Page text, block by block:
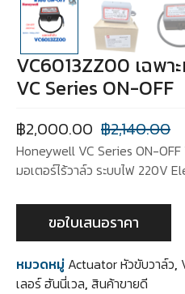
VC6013ZZ00 เฉพ
VC Series ON-OFF
฿2,140.00
฿2,000.00
Honeywell VC Series ON-
มอเตอร์ไร้วาล์ว ระบบไฟ 220V
ขอใบเสนอราคา
หมวดหมู่ Actuator หัวขับวาล์ว,
เลอร์ ฮันนี่เวล, สินค้าขายดี